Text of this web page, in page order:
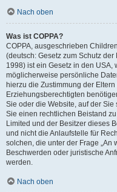
Nach oben
Was ist COPPA?
COPPA, ausgeschrieben
(deutsch: Gesetz zum Schutz
1998) ist ein Gesetz in den USA,
möglicherweise persönliche
hierzu die Zustimmung der
Erziehungsberechtigten
Sie oder die Website, auf der
Sie einen rechtlichen Beistand
Limited und der Besitzer dieses
und nicht die Anlaufstelle für
solchen, die unter der Frage „An
Beschwerden oder juristische
werden.
Nach oben